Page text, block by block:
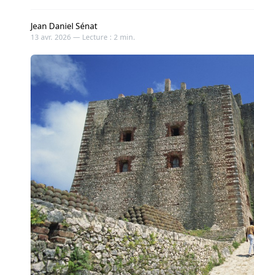
Jean Daniel Sénat
13 avr. 2026 — Lecture : 2 min.